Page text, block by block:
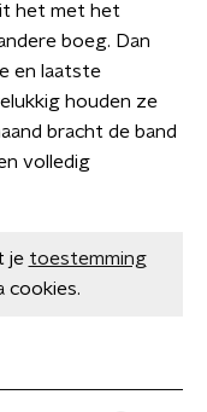
het met het
boeg. Dan
en laatste
houden ze
bracht de band
volledig
je toestemming
cookies.